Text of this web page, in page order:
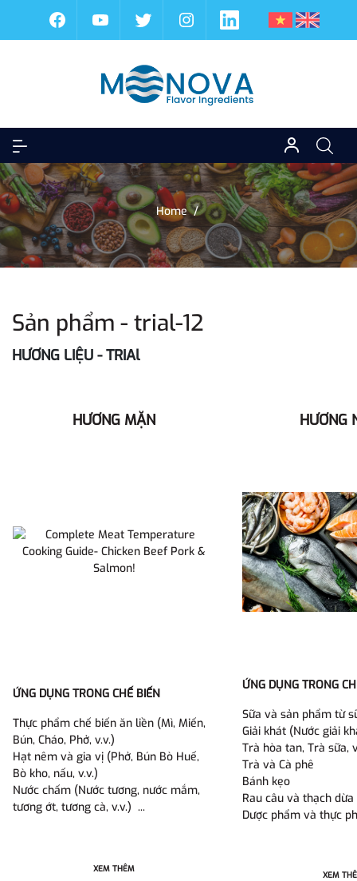
Home /
Sản phẩm - trial-12
HƯƠNG LIỆU - TRIAl
HƯƠNG MẶN HƯƠNG
ỨNG DỤNG TRONG CHẾ BIẾN
Thực phẩm chế biến ăn liền (Mì, Miến,
Bún, Cháo, Phở, v.v.)
Hạt nêm và gia vị (Phở, Bún Bò Huế,
Bò kho, nấu, v.v.)
Nước chấm (Nước tương, nước mắm,
tương ớt, tương cà, v.v.) ...
ỨNG DỤNG TRONG
Sữa và sản phẩm từ
Giải khát (Nước giải
Trà hòa tan, Trà sữa,
Trà và Cà phê
Bánh kẹo
Rau câu và thạch dừa
Dược phẩm và thực
XEM THÊM
XEM